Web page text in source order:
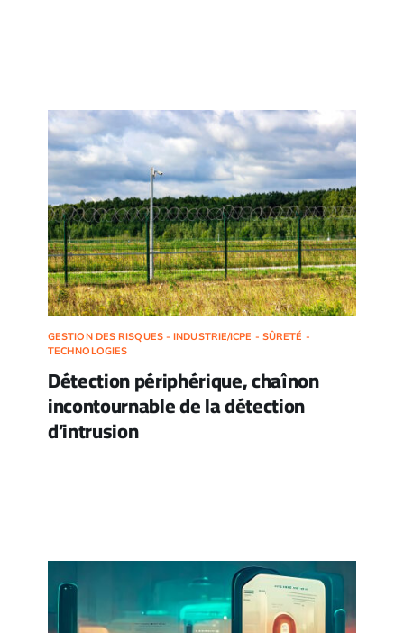
GESTION DES RISQUES - INDUSTRIE/ICPE - SÛRETÉ -
TECHNOLOGIES
Détection périphérique, chaînon
incontournable de la détection
d’intrusion